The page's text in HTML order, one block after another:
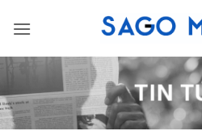
qua
dung
TIN